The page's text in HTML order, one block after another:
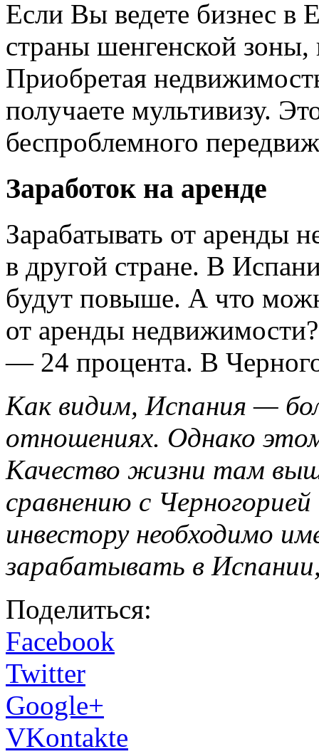
Если Вы ведете бизнес в
страны шенгенской
Приобретая
получаете мультивизу.
беспроблемного
Заработок на аренде
Зарабатывать от аренды
в другой стране. В
будут повыше. А что
от аренды
— 24 процента. В
Как видим, Испания —
отношениях. Однако
Качество жизни там
сравнению с
инвестору необходимо
зарабатывать в
Поделиться:
Facebook
Twitter
Google+
VKontakte